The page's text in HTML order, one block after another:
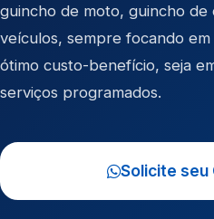
guincho de moto, guincho de
veículos, sempre focando
ótimo custo-benefício, seja
serviços programados.
Solicite